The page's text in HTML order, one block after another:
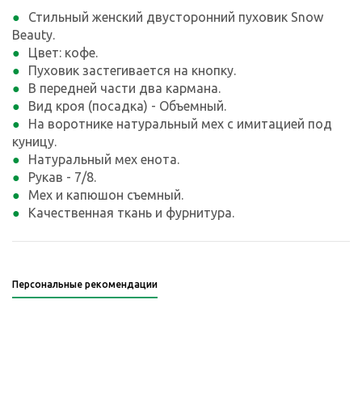
Стильный женский двусторонний пуховик Snow
Beauty.
Цвет: кофе.
Пуховик застегивается на кнопку.
В передней части два кармана.
Вид кроя (посадка) - Объемный.
На воротнике натуральный мех с имитацией под
куницу.
Натуральный мех енота.
Рукав - 7/8.
Мех и капюшон съемный.
Качественная ткань и фурнитура.
Персональные рекомендации